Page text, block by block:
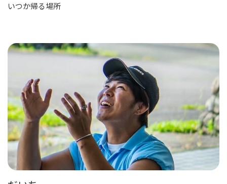
いつか帰る場所